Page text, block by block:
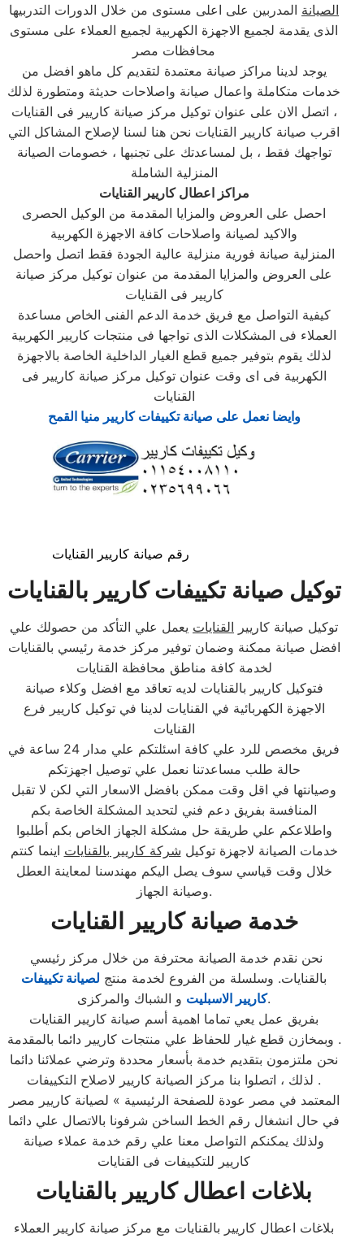
الصيانة المدربين على اعلى مستوى من خلال الدورات التدربيها
الذى يقدمة لجميع الاجهزة الكهربية لجميع العملاء على مستوى
محافظات مصر
يوجد لدينا مراكز صيانة معتمدة لتقديم كل ماهو افضل من
خدمات متكاملة واعمال صيانة واصلاحات حديثة ومتطورة لذلك
، اتصل الان على عنوان توكيل مركز صيانة كاريير فى القنايات
اقرب صيانة كاريير القنايات نحن هنا لسنا لإصلاح المشاكل التي
تواجهك فقط ، بل لمساعدتك على تجنبها ، خصومات الصيانة
المنزلية الشاملة
مراكز اعطال كاريير القنايات
احصل على العروض والمزايا المقدمة من الوكيل الحصرى
والاكيد لصيانة واصلاحات كافة الاجهزة الكهربية
المنزلية صيانة فورية منزلية عالية الجودة فقط اتصل واحصل
على العروض والمزايا المقدمة من عنوان توكيل مركز صيانة
كاريير فى القنايات
كيفية التواصل مع فريق خدمة الدعم الفنى الخاص مساعدة
العملاء فى المشكلات الذى تواجها فى منتجات كاريير الكهربية
لذلك يقوم بتوفير جميع قطع الغيار الداخلية الخاصة بالاجهزة
الكهربية فى اى وقت عنوان توكيل مركز صيانة كاريير فى
القنايات
وايضا نعمل على صيانة تكييفات كاريير منيا القمح
رقم صيانة كاريير القنايات
توكيل صيانة تكييفات كاريير بالقنايات
توكيل صيانة كاريير القنايات يعمل علي التأكد من حصولك علي
افضل صيانة ممكنة وضمان توفير مركز خدمة رئيسي بالقنايات
لخدمة كافة مناطق محافظة القنايات
فتوكيل كاريير بالقنايات لديه تعاقد مع افضل وكلاء صيانة
الاجهزة الكهربائية في القنايات لدينا في توكيل كاريير فرع
القنايات
فريق مخصص للرد علي كافة اسئلتكم علي مدار 24 ساعة في
حالة طلب مساعدتنا نعمل علي توصيل اجهزتكم
وصيانتها في اقل وقت ممكن بافضل الاسعار التي لكن لا تقبل
المنافسة بفريق دعم فني لتحديد المشكلة الخاصة بكم
واطلاعكم علي طريقة حل مشكلة الجهاز الخاص بكم أطلبوا
خدمات الصيانة لاجهزة توكيل شركة كاريير بالقنايات اينما كنتم
خلال وقت قياسي سوف يصل اليكم مهندسنا لمعاينة العطل
وصيانة الجهاز.
خدمة صيانة كاريير القنايات
بالقنايات. وسلسلة من الفروع لخدمة منتج لصيانة تكييفات
كاريير الاسبليتو الشباك والمركزى.
بفريق عمل يعي تماما اهمية أسم صيانة كاريير القنايات
وبمخازن قطع غيار للحفاظ علي منتجات كاريير دائما بالمقدمة .
نحن ملتزمون بتقديم خدمة بأسعار محددة وترضي عملائنا دائما
. لذلك ، اتصلوا بنا مركز الصيانة كاريير لاصلاح التكييفات
المعتمد في مصر عودة للصفحة الرئيسية » لصيانة كاريير مصر
في حال انشغال رقم الخط الساخن شرفونا بالاتصال علي دائما
ولذلك يمكنكم التواصل معنا علي رقم خدمة عملاء صيانة
كاريير للتكييفات فى القنايات
بلاغات اعطال كاريير بالقنايات
بلاغات اعطال كاريير بالقنايات مع مركز صيانة كاريير العملاء